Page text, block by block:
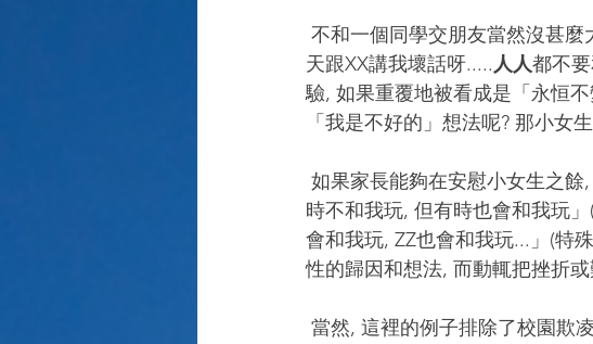
天跟XX講我壞話呀.....人人都不
驗, 如果重覆地被看成是「永恒
「我是不好的」想法呢? 那小女
時不和我玩, 但有時也會和我玩
會和我玩, ZZ也會和我玩...」(特
性的歸因和想法, 而動輒把挫折